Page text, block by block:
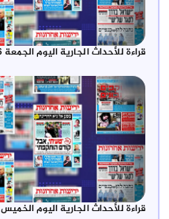
قراءة للأحداث الجارية اليوم الجمعة 26 يونيو 2026
قراءة للأحداث الجارية اليوم الخميس 16 يوليو 2026